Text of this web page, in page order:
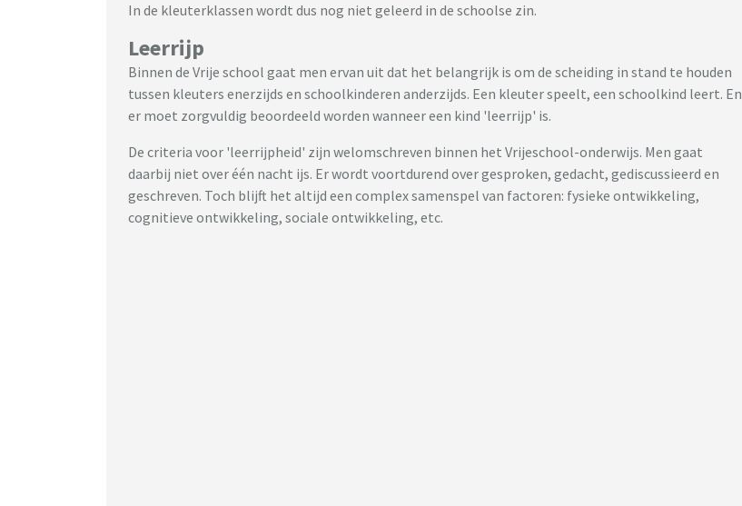
In de kleuterklassen wordt dus nog niet geleerd in de schoolse zin.
Leerrijp
Binnen de Vrije school gaat men ervan uit dat het belangrijk is om de scheiding in stand te houden
tussen kleuters enerzijds en schoolkinderen anderzijds. Een kleuter speelt, een schoolkind leert. En
er moet zorgvuldig beoordeeld worden wanneer een kind 'leerrijp' is.
De criteria voor 'leerrijpheid' zijn welomschreven binnen het Vrijeschool-onderwijs. Men gaat
daarbij niet over één nacht ijs. Er wordt voortdurend over gesproken, gedacht, gediscussieerd en
geschreven. Toch blijft het altijd een complex samenspel van factoren: fysieke ontwikkeling,
cognitieve ontwikkeling, sociale ontwikkeling, etc.